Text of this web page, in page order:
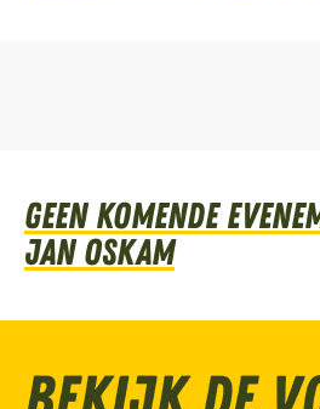
Geen komende
Jan Oskam